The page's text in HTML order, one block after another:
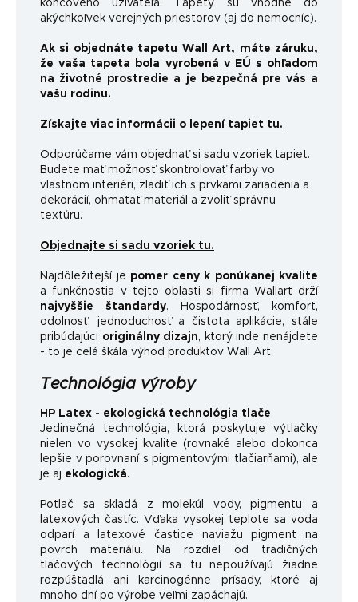
koncového užívateľa. Tapety sú vhodné do
akýchkoľvek verejných priestorov (aj do nemocníc).
Ak si objednáte tapetu Wall Art, máte záruku,
že vaša tapeta bola vyrobená v EÚ s ohľadom
na životné prostredie a je bezpečná pre vás a
vašu rodinu.
Získajte viac informácii o lepení tapiet tu.
Odporúčame vám objednať si sadu vzoriek tapiet.
Budete mať možnosť skontrolovať farby vo
vlastnom interiéri, zladiť ich s prvkami zariadenia a
dekorácií, ohmatať materiál a zvoliť správnu
textúru.
Objednajte si sadu vzoriek tu.
Najdôležitejší je pomer ceny k ponúkanej kvalite
a funkčnostia v tejto oblasti si firma Wallart drží
najvyššie štandardy. Hospodárnosť, komfort,
odolnosť, jednoduchosť a čistota aplikácie, stále
pribúdajúci originálny dizajn, ktorý inde nenájdete
- to je celá škála výhod produktov Wall Art.
Technológia výroby
HP Latex - ekologická technológia tlače
Jedinečná technológia, ktorá poskytuje výtlačky
nielen vo vysokej kvalite (rovnaké alebo dokonca
lepšie v porovnaní s pigmentovými tlačiarňami), ale
je aj ekologická.
Potlač sa skladá z molekúl vody, pigmentu a
latexových častíc. Vďaka vysokej teplote sa voda
odparí a latexové častice naviažu pigment na
povrch materiálu. Na rozdiel od tradičných
tlačových technológií sa tu nepoužívajú žiadne
rozpúšťadlá ani karcinogénne prísady, ktoré aj
mnoho dní po výrobe veľmi zapáchajú.